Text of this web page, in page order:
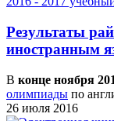
Результаты
иностранным
В конце ноября
олимпиады по
26 июля 2016